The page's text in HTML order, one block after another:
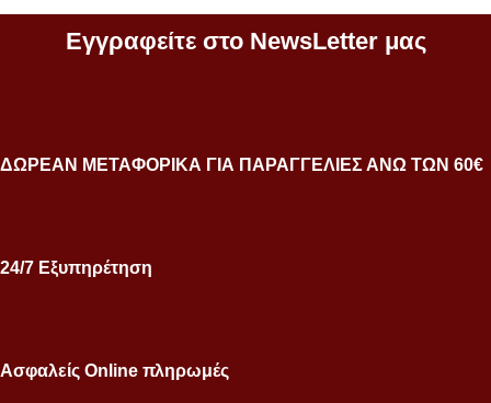
Εγγραφείτε στο NewsLetter μας
ΔΩΡΕΑΝ ΜΕΤΑΦΟΡΙΚΑ ΓΙΑ ΠΑΡΑΓΓΕΛΙΕΣ ΑΝΩ ΤΩΝ 60€
24/7 Εξυπηρέτηση
Ασφαλείς Online πληρωμές